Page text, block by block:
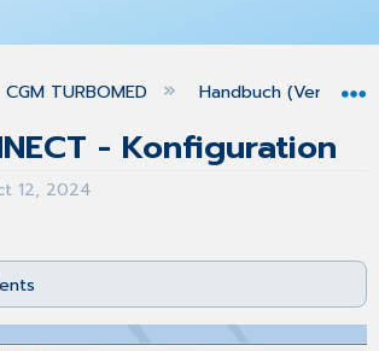
global hierarchy
CGM TURBOMED Handbuch (Version
- Konfiguration
12, 2024